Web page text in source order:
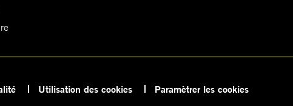
Utilisation des cookies Paramètrer les cookies